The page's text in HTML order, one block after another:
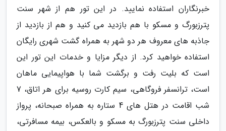
خبرنگاران استفاده نمایید. در این تور هم از شهر سنت
پترزبورگ و مسکو با هم بازدید می کنید و هم از بازدید از
جاذبه های معروف هر دو شهر به همراه گشت شهری رایگان
استفاده خواهید کرد. از دیگر مزایا و خدمات این تور این
است که بلیت رفت و برگشت شما با هواپیمایی ماهان
است، ترانسفر فروگاهی، سیم کارت روسیه برای هر اتاق، 7
شب اقامت در هتل های 4 ستاره به همراه صبحانه، پرواز
داخلی سنت پترزبورگ به مسکو و بالعکس، بیمه مسافرتی،